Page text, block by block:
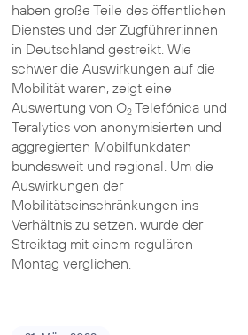
haben große Teile des öffentlichen
Dienstes und der Zugführer:innen
in Deutschland gestreikt. Wie
schwer die Auswirkungen auf die
Mobilität waren, zeigt eine
Auswertung von O2Telefónica und
Teralytics von anonymisierten und
aggregierten Mobilfunkdaten
bundesweit und regional. Um die
Auswirkungen der
Mobilitätseinschränkungen ins
Verhältnis zu setzen, wurde der
Streiktag mit einem regulären
Montag verglichen.